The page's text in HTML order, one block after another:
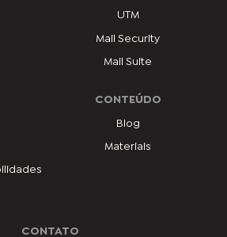
UTM
Mail Security
Mail Suite
CONTEÚDO
Blog
Materiais
CONTATO